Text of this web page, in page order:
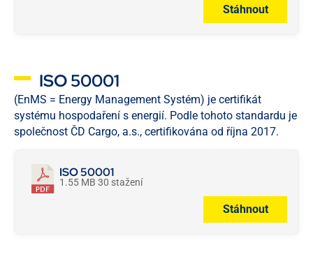
Stáhnout
ISO 50001
(EnMS = Energy Management Systém) je certifikát
systému hospodaření s energií. Podle tohoto standardu je
společnost ČD Cargo, a.s., certifikována od října 2017.
ISO 50001
1.55 MB 30 stažení
Stáhnout